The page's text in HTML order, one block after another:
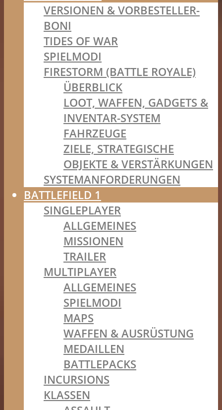
VERSIONEN & VORBESTELLER-
BONI
TIDES OF WAR
SPIELMODI
FIRESTORM (BATTLE ROYALE)
ÜBERBLICK
LOOT, WAFFEN, GADGETS &
INVENTAR-SYSTEM
FAHRZEUGE
ZIELE, STRATEGISCHE
OBJEKTE & VERSTÄRKUNGEN
SYSTEMANFORDERUNGEN
BATTLEFIELD 1
SINGLEPLAYER
ALLGEMEINES
MISSIONEN
TRAILER
MULTIPLAYER
ALLGEMEINES
SPIELMODI
MAPS
WAFFEN & AUSRÜSTUNG
MEDAILLEN
BATTLEPACKS
INCURSIONS
KLASSEN